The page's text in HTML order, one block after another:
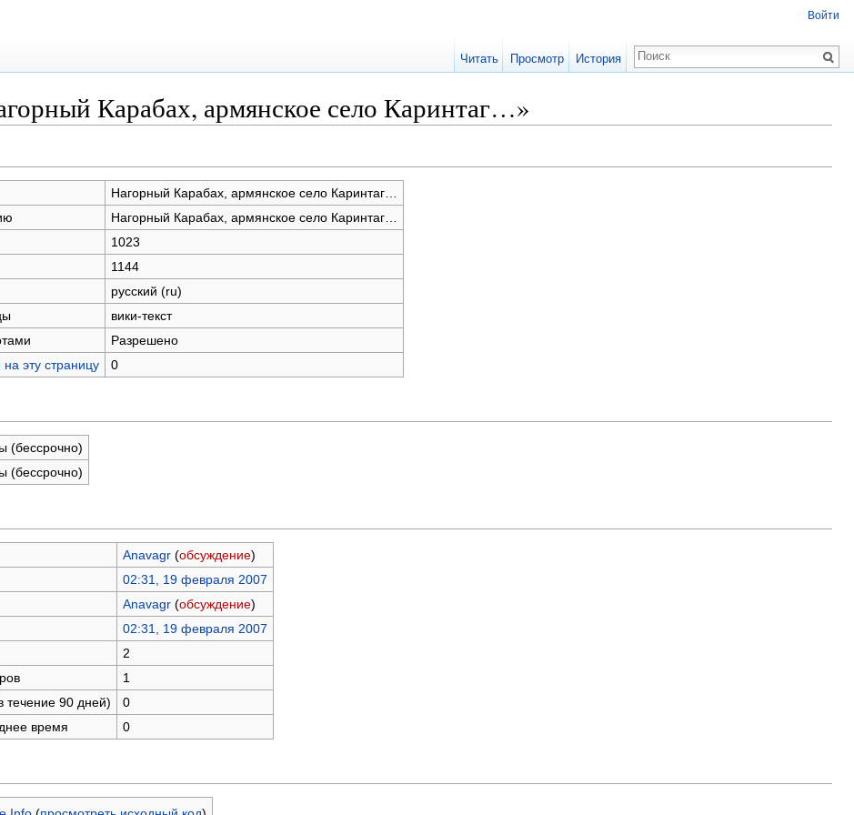
Карабах, армянское село Каринтаг…»
Нагорный Карабах, армянское село Каринтаг…
Нагорный Карабах, армянское село Каринтаг…
1023
1144
русский (ru)
вики-текст
Разрешено
эту страницу
0
(бессрочно)
(бессрочно)
Anavagr (обсуждение)
02:31, 19 февраля 2007
Anavagr (обсуждение)
02:31, 19 февраля 2007
2
1
течение 90 дней)
0
время
0
Войти
Читать Просмотр История